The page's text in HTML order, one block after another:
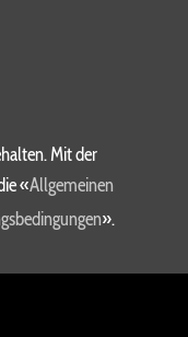
Mit der
«Allgemeinen
».